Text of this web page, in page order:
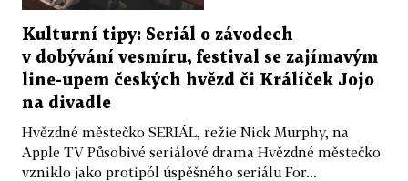
Kulturní tipy: Seriál o závodech
v dobývání vesmíru, festival se zajímavým
line-upem českých hvězd či Králíček Jojo
na divadle
Hvězdné městečko SERIÁL, režie Nick Murphy, na
Apple TV Působivé seriálové drama Hvězdné městečko
vzniklo jako protipól úspěšného seriálu For...